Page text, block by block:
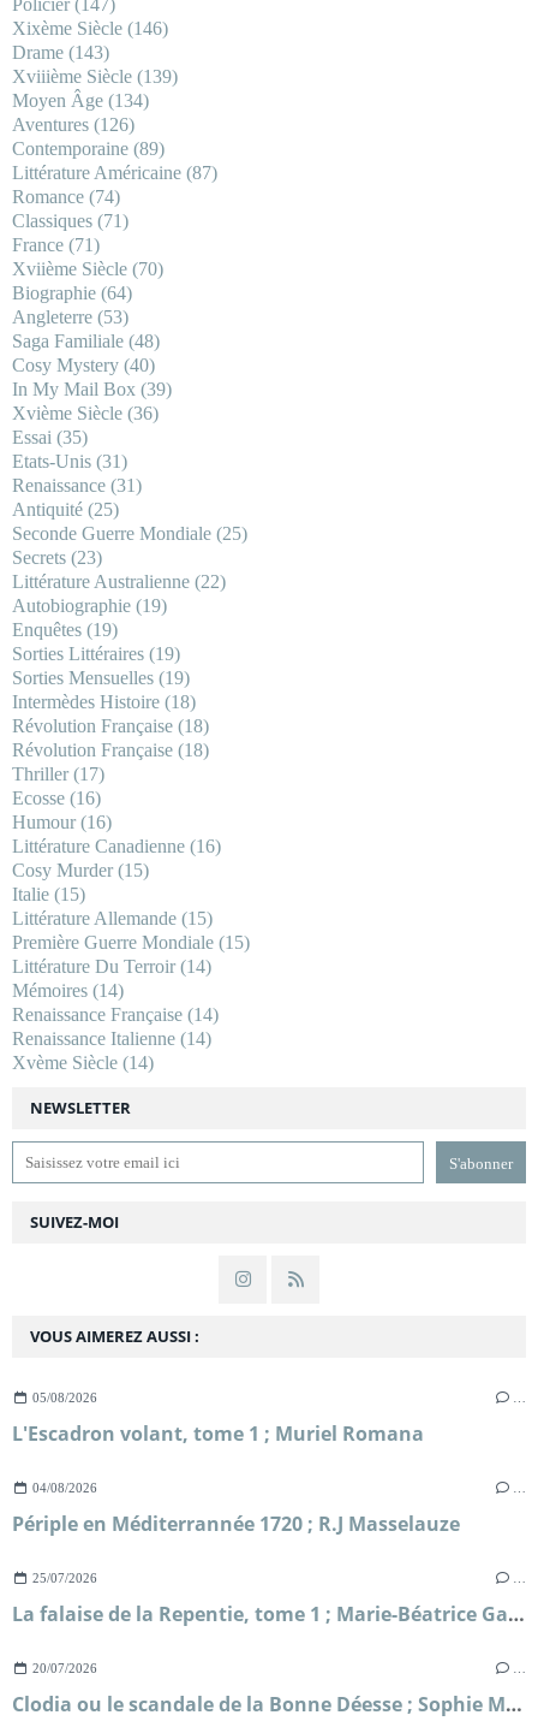
NEWSLETTER
SUIVEZ-MOI
VOUS AIMEREZ AUSSI :
05/08/2026
L'Escadron volant, tome 1 ; Muriel Romana
04/08/2026
Périple en Méditerrannée 1720 ; R.J Masselauze
25/07/2026
La falaise de la Repentie, tome 1 ; Marie-Béatrice Gauvin
20/07/2026
Clodia ou le scandale de la Bonne Déesse ; Sophie Malick-Prunier
Xixème Siècle (146)
Drame (143)
Xviiième Siècle (139)
Moyen Âge (134)
Aventures (126)
Contemporaine (89)
Littérature Américaine (87)
Romance (74)
Classiques (71)
France (71)
Xviième Siècle (70)
Biographie (64)
Angleterre (53)
Saga Familiale (48)
Cosy Mystery (40)
In My Mail Box (39)
Xvième Siècle (36)
Essai (35)
Etats-Unis (31)
Renaissance (31)
Antiquité (25)
Seconde Guerre Mondiale (25)
Secrets (23)
Littérature Australienne (22)
Autobiographie (19)
Enquêtes (19)
Sorties Littéraires (19)
Sorties Mensuelles (19)
Intermèdes Histoire (18)
Révolution Française (18)
Révolution Française (18)
Thriller(17)
Ecosse (16)
Humour(16)
Littérature Canadienne (16)
Cosy Murder(15)
Italie (15)
Littérature Allemande (15)
Première Guerre Mondiale (15)
Littérature Du Terroir(14)
Mémoires (14)
Renaissance Française (14)
Renaissance Italienne (14)
Xvème Siècle (14)